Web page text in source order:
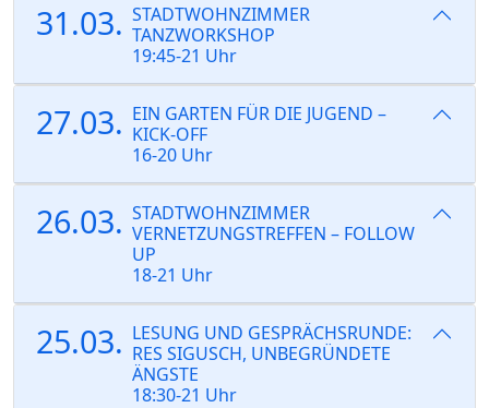
31.03. STADTWOHNZIMMER
TANZWORKSHOP
19:45-21 Uhr
27.03. EIN GARTEN FÜR DIE JUGEND –
KICK-OFF
16-20 Uhr
26.03. STADTWOHNZIMMER
VERNETZUNGSTREFFEN – FOLLOW
UP
18-21 Uhr
25.03. LESUNG UND GESPRÄCHSRUNDE:
RES SIGUSCH, UNBEGRÜNDETE
ÄNGSTE
18:30-21 Uhr